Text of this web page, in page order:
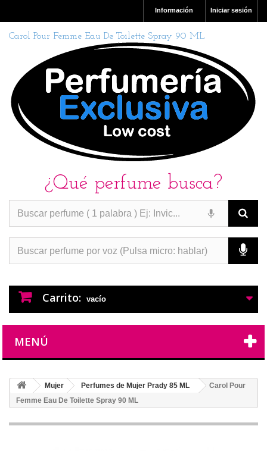
Iniciar sesión
Información
Carol Pour Femme Eau De Toilette Spray 90 ML
¿Qué perfume busca?
Carrito: vacío
MENÚ
Mujer Perfumes de Mujer Prady 85 ML
Carol Pour
Femme Eau De Toilette Spray 90 ML